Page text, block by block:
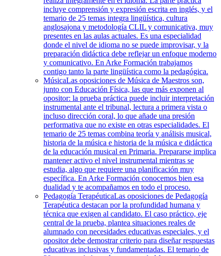
incluye comprensión y expresión escrita en inglés, y el
temario de 25 temas integra lingüística, cultura
anglosajona y metodología CLIL y comunicativa, muy
presentes en las aulas actuales. Es una especialidad
donde el nivel de idioma no se puede improvisar, y la
preparación didáctica debe reflejar un enfoque moderno
y comunicativo. En Arke Formación trabajamos
contigo tanto la parte lingüística como la pedagógica.
MúsicaLas oposiciones de Música de Maestros son,
junto con Educación Física, las que más exponen al
opositor: la prueba práctica puede incluir interpretación
instrumental ante el tribunal, lectura a primera vista o
incluso dirección coral, lo que añade una presión
performativa que no existe en otras especialidades. El
temario de 25 temas combina teoría y análisis musical,
historia de la música e historia de la música e didáctica
de la educación musical en Primaria. Prepararse implica
mantener activo el nivel instrumental mientras se
estudia, algo que requiere una planificación muy
específica. En Arke Formación conocemos bien esa
dualidad y te acompañamos en todo el proceso.
Pedagogía TerapéuticaLas oposiciones de Pedagogía
Terapéutica destacan por la profundidad humana y
técnica que exigen al candidato. El caso práctico, eje
central de la prueba, plantea situaciones reales de
alumnado con necesidades educativas especiales, y el
opositor debe demostrar criterio para diseñar respuestas
educativas inclusivas y fundamentadas. El temario de